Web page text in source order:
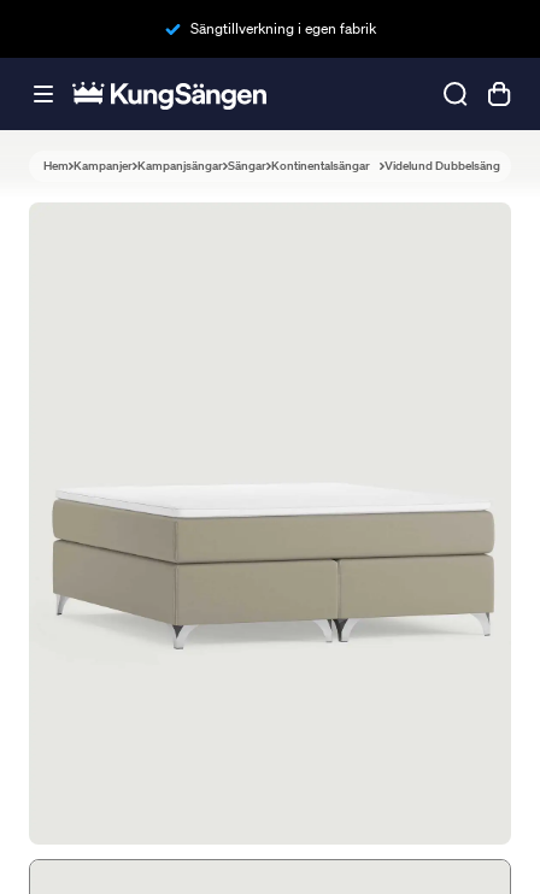
Sängtillverkning i egen fabrik
Hem Kampanjer Kampanjsängar Sängar Kontinentalsängar Videlund Dubbelsäng